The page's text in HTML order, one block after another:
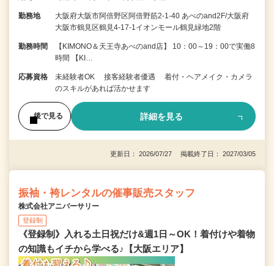
勤務地
大阪府大阪市阿倍野区阿倍野筋2-1-40 あべのand2F/大阪府
大阪市鶴見区鶴見4-17-1イオンモール鶴見緑地2階
勤務時間
【KIMONO＆天王寺あべのand店】 10：00～19：00で実働8
時間 【KI…
応募資格
未経験者OK 接客経験者優遇 着付・ヘアメイク・カメラ
のスキルがあれば活かせます
後で見る 詳細を見る
更新日： 2026/07/27 掲載終了日： 2027/03/05
振袖・袴レンタルの催事販売スタッフ
株式会社アニバーサリー
登録制
《登録制》入れる土日祝だけ&週1日～OK！着付けや着物
の知識もイチから学べる♪【大阪エリア】